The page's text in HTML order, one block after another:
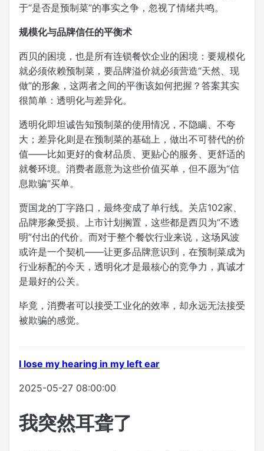
于“是否是预制菜”的事实之争，忽视了情绪共鸣。
规模化与品牌信任的平衡术
西贝的困境，也是所有连锁餐饮企业的困境：要规模化
就必须依赖预制菜，要品牌溢价就必须营造“天然、现
做”的形象，这两者之间的平衡该如何把握？答案其实
很简单：透明化与差异化。
透明化即坦诚告知预制菜的使用情况，不隐瞒、不夸
大；差异化则是在预制菜的基础上，做出不可替代的价
值——比如更好的食材品质、更贴心的服务、更舒适的
就餐环境。消费者愿意为这些价值买单，但不愿为“信
息欺骗”买单。
贾国龙的丁字路口，最终变成了单行线。关店102家、
品牌形象受损、上市计划搁置，这些都是西贝为“不透
明”付出的代价。而对于整个餐饮行业来说，这场风波
或许是一个契机——让更多品牌意识到，在预制菜成为
行业标配的今天，透明化才是最核心的竞争力，真诚才
是最好的公关。
毕竟，消费者可以接受工业化的效率，却永远无法接受
被欺骗的感觉。
I lose my hearing in my left ear
2025-05-27 08:00:00
我突然耳聋了